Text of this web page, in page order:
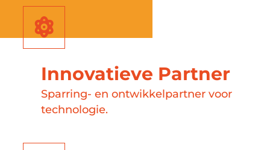
Innovatieve Partner
Sparring- en ontwikkelpartner voor
technologie.